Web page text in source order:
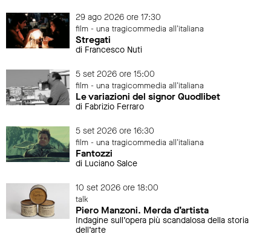
29 ago 2026 ore 17:30
film - una tragicommedia all'italiana
Stregati
di Francesco Nuti
5 set 2026 ore 15:00
film - una tragicommedia all'italiana
Le variazioni del signor Quodlibet
di Fabrizio Ferraro
5 set 2026 ore 16:30
film - una tragicommedia all'italiana
Fantozzi
di Luciano Salce
10 set 2026 ore 18:00
talk
Piero Manzoni. Merda d’artista
Indagine sull’opera più scandalosa della storia
dell’arte